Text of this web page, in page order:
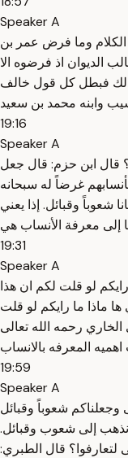
Speaker A
وما فرض عمر بن
الديوان اذ فرضوه الا
ذلك فبطل كل قول خالف
وابنه محمد بن سعيد
19:16
Speaker A
قال ابن حزم: قال جعل
غرضاً له سبحانه
شعوباً وقبائل. إذا يعني
19:31
Speaker A
لو قلت لكم ان هذا
ماذا ما رايكم لو قلت
رحمه الله تعالى
اهميه المعرفه بالانساب
19:59
Speaker A
وجعلناكم شعوباً وقبائل
نذهب إلى شعوب وقبائل.
لتعارفوا؟ قال الطبري: